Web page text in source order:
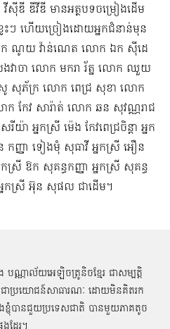
ស៊ីឌី ឌីវីឌី មានអត្ថបទចម្រៀងដើម
ះៗ ហើយច្រៀងដោយអ្នកជំនាន់មុន
ោក ណូយ វ៉ាន់ណេត លោក ឯក ស៊ីដេ​​
ចា​ លោក មករា រ័ត្ន លោក ឈួយ
ភ័ក្រ លោក ពេជ្រ សុខា លោក
កែវ សារ៉ាត់ លោក ឆន សុវណ្ណរាជ
ា អ្នកស្រី ម៉េង កែវពេជ្រចិន្តា អ្នក
ញ្ញា​ ទៀងមុំ សុធាវី​​​ អ្នកស្រី អឿន
ឱក សុគន្ធកញ្ញា អ្នកស្រី សុគន្ធ
កស្រី​ អ៊ុន សុផល ជាដើម។
ណ្ណាល័យអេឡិចត្រូនិចខ្មែរ ជាសម្បតិ្ត
ើជាប្រយោជន៍សាធារណៈ ដោយមិនគិតរក
ខ្ញុំបានជួយប្រទេសជាតិ បានមួយភាគតូច